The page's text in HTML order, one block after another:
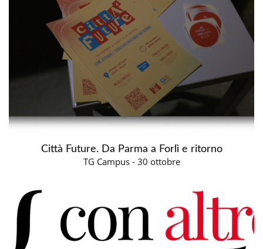
Città Future. Da Parma a Forlì e ritorno
TG Campus - 30 ottobre